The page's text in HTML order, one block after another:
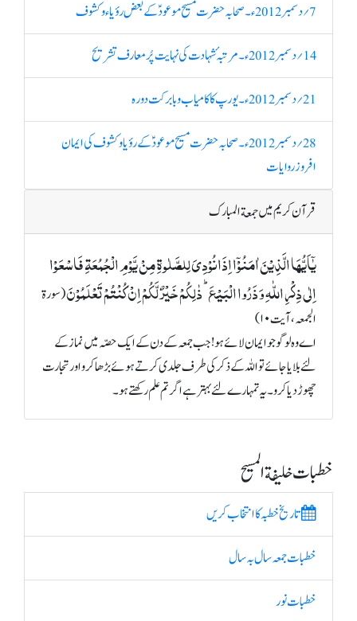
7؍ دسمبر 2012ء۔ صحابہ حضرت مسیح موعودؑ کے بعض رؤیاء و کشوف
14؍ دسمبر 2012ء۔ مرتبہ ٔ شہادت کی نہایت پُرمعارف تشریح
21؍ دسمبر 2012ء۔ یورپ کا کامیاب و بابرکت دورہ
28؍ دسمبر 2012ء۔ صحابہ حضرت مسیح موعودؑ کے رؤیا وکشوف کی ایمان
افروز روایات
قرآن کریم میں جمعة المبارک
یٰۤاَیُّہَا الَّذِیۡنَ اٰمَنُوۡۤا اِذَا نُوۡدِیَ لِلصَّلٰوۃِ مِنۡ یَّوۡمِ الۡجُمُعَۃِ فَاسۡعَوۡا
اِلٰی ذِکۡرِ اللّٰہِ وَ ذَرُوا الۡبَیۡعَ ؕ ذٰلِکُمۡ خَیۡرٌ لَّکُمۡ اِنۡ کُنۡتُمۡ تَعۡلَمُوۡنَ(سورة
الجمعہ، آیت ۱۰)
اے وہ لوگو جو ایمان لائے ہو! جب جمعہ کے دن کے ایک حصّہ میں نماز کے
لئے بلایا جائے تو اللہ کے ذکر کی طرف جلدی کرتے ہوئے بڑھا کرو اور تجارت
چھوڑ دیا کرو۔ یہ تمہارے لئے بہتر ہے اگر تم علم رکھتے ہو۔
خطبات خلیفة المسیح
تاریخ خطبہ کا انتخاب کریں
خطبات جمعہ سال بہ سال
خطبات نور